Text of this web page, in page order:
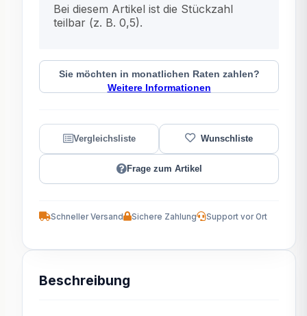
Bei diesem Artikel ist die Stückzahl
teilbar (z. B. 0,5).
Sie möchten in monatlichen Raten zahlen?
Weitere Informationen
Frage zum Artikel
Schneller Versand Sichere Zahlung Support vor Ort
Beschreibung